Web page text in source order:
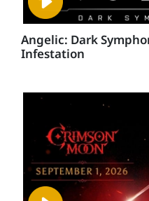
Angelic: Dark
Infestation